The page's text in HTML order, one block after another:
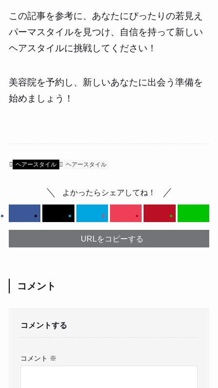
この記事を参考に、あなたにぴったりの若見え
パーマスタイルを見つけ、自信を持って新しい
ヘアスタイルに挑戦してください！
美容院を予約し、新しいあなたに出会う準備を
始めましょう！
ヘアースタイル ヘアースタイル
よかったらシェアしてね！
URLをコピーする
コメント
コメントする
コメント ※